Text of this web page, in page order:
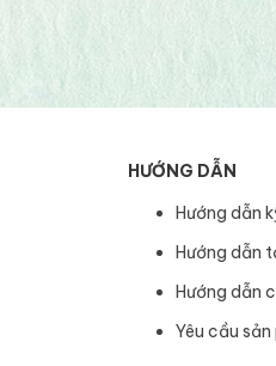
HƯỚNG DẪN
Hướng dẫn
Hướng dẫn
Hướng dẫn
Yêu cầu